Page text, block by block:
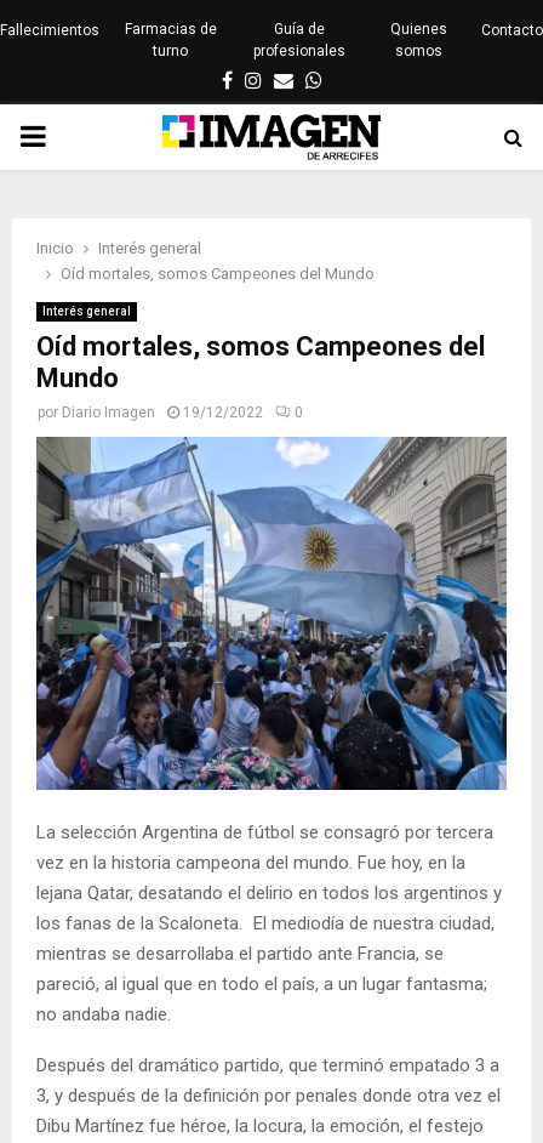
Fallecimientos
Farmacias de
turno
Guía de
profesionales
Quienes
somos
Contacto
Facebook
Instagram
EmailWhatsapp
PRIMARY
Inicio
Interés general
Oíd mortales, somos Campeones del Mundo
Interés general
Oíd mortales, somos Campeones del
Mundo
por Diario Imagen 19/12/2022 0
La selección Argentina de fútbol se consagró por tercera
vez en la historia campeona del mundo. Fue hoy, en la
lejana Qatar, desatando el delirio en todos los argentinos y
los fanas de la Scaloneta. El mediodía de nuestra ciudad,
mientras se desarrollaba el partido ante Francia, se
pareció, al igual que en todo el país, a un lugar fantasma;
no andaba nadie.
Después del dramático partido, que terminó empatado 3 a
3, y después de la definición por penales donde otra vez el
Dibu Martínez fue héroe, la locura, la emoción, el festejo